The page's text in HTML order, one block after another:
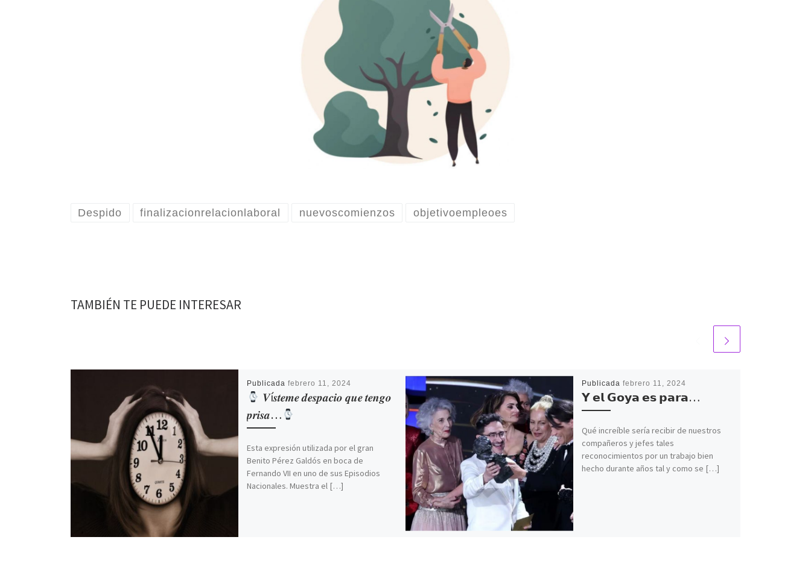
Despido finalizacionrelacionlaboral nuevoscomienzos objetivoempleoes
TAMBIÉN TE PUEDE INTERESAR
Publicada febrero 11, 2024
𝑽í𝒔𝒕𝒆𝒎𝒆 𝒅𝒆𝒔𝒑𝒂𝒄𝒊𝒐 𝒒𝒖𝒆 𝒕𝒆𝒏𝒈𝒐
𝒑𝒓𝒊𝒔𝒂…
Esta expresión utilizada por el gran
Benito Pérez Galdós en boca de
Fernando VII en uno de sus Episodios
Nacionales. Muestra el […]
Publicada febrero 11, 2024
𝗬 𝗲𝗹 𝗚𝗼𝘆𝗮 𝗲𝘀 𝗽𝗮𝗿𝗮…
Qué increíble sería recibir de nuestros
compañeros y jefes tales
reconocimientos por un trabajo bien
hecho durante años tal y como se […]